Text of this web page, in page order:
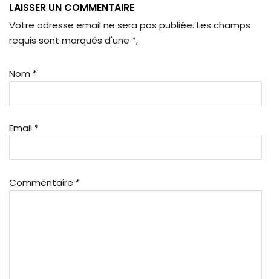
LAISSER UN COMMENTAIRE
Votre adresse email ne sera pas publiée. Les champs
requis sont marqués d'une *,
Nom *
Email *
Commentaire *